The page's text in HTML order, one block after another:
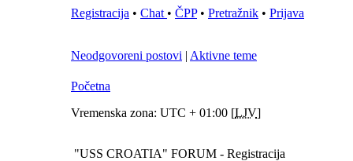
Registracija • Chat • ČPP• Pretražnik • Prijava
Neodgovoreni postovi | Aktivne teme
Početna
Vremenska zona: UTC + 01:00 [LJV]
"USS CROATIA" FORUM - Registracija